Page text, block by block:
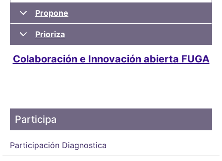
Participa
Participación Diagnostica
Propone
Prioriza
Colaboración e Innovación abierta FUGA